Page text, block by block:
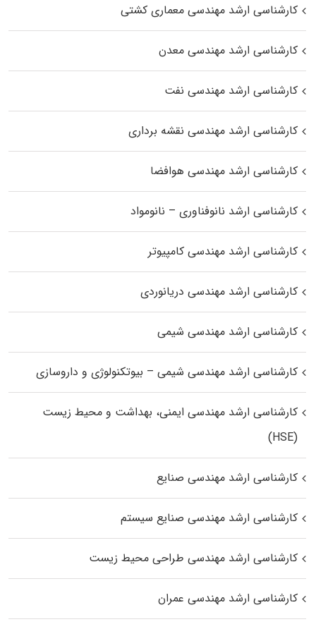
کارشناسی ارشد مهندسی معماری کشتی
کارشناسی ارشد مهندسی معدن
کارشناسی ارشد مهندسی نفت
کارشناسی ارشد مهندسی نقشه برداری
کارشناسی ارشد مهندسی هوافضا
کارشناسی ارشد نانوفناوری – نانومواد
کارشناسی ارشد مهندسی کامپیوتر
کارشناسی ارشد مهندسی دریانوردی
کارشناسی ارشد مهندسی شیمی
کارشناسی ارشد مهندسی شیمی – بیوتکنولوژی و داروسازی
کارشناسی ارشد مهندسی ایمنی، بهداشت و محیط زیست
(HSE)
کارشناسی ارشد مهندسی صنایع
کارشناسی ارشد مهندسی صنایع سیستم
کارشناسی ارشد مهندسی طراحی محیط زیست
کارشناسی ارشد مهندسی عمران